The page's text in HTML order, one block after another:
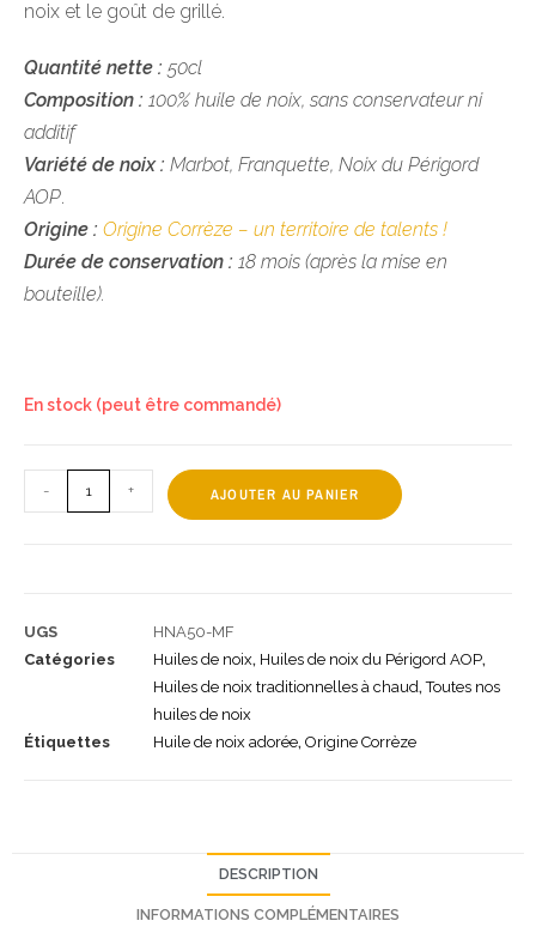
noix et le goût de grillé.
Quantité nette : 50cl
Composition : 100% huile de noix, sans conservateur ni
additif
Variété de noix : Marbot, Franquette, Noix du Périgord
AOP.
Origine : Origine Corrèze – un territoire de talents !
Durée de conservation : 18 mois (après la mise en
bouteille).
En stock (peut être commandé)
- + AJOUTER AU PANIER
UGS
HNA50-MF
Catégories
Huiles de noix, Huiles de noix du Périgord AOP,
Huiles de noix traditionnelles à chaud,Toutes nos
huiles de noix
Étiquettes
Huile de noix adorée, Origine Corrèze
DESCRIPTION
INFORMATIONS COMPLÉMENTAIRES